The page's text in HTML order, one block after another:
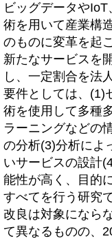
ビッグデータや
術を用いて産業構
のものに変革を起
新たなサービスを
し、一定割合を法
要件としては、(1)
術を使用して多種
ラーニングなどの
の分析(3)分析によ
いサービスの設計
能性が高く、目的
すべてを行う研究
改良は対象になら
て異なるものの、